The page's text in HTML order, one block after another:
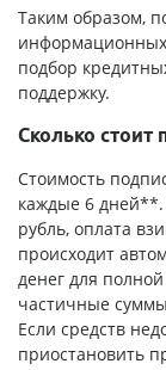
Таким образом,
подбор
поддержку.
Сколько стоит
Стоимость
каждые 6 дней**.
рубль, оплата
происходит
денег для
частичные
Если средств
приостановить